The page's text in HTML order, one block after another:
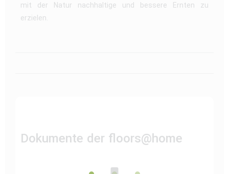
mit der Natur nachhaltige und bessere Ernten zu
erzielen.
Dokumente der floors@home